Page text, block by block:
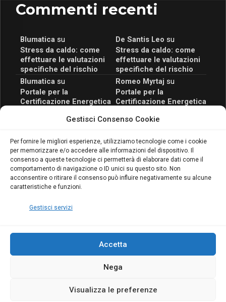
Gestisci Consenso Cookie
Per fornire le migliori esperienze, utilizziamo tecnologie come i cookie
per memorizzare e/o accedere alle informazioni del dispositivo. Il
consenso a queste tecnologie ci permetterà di elaborare dati come il
comportamento di navigazione o ID unici su questo sito. Non
acconsentire o ritirare il consenso può influire negativamente su alcune
caratteristiche e funzioni.
Gestisci servizi
Accetta
Nega
Visualizza le preferenze
Commenti recenti
Blumaticasu
Stress da caldo: come
effettuare le valutazioni
specifiche del rischio
De Santis Leo su
Stress da caldo: come
effettuare le valutazioni
specifiche del rischio
Blumaticasu
Portale per la
Certificazione Energetica
scopri il Corso Blumatica
Romeo Myrtaj su
Portale per la
Certificazione Energetica
scopri il Corso Blumatica
Blumaticasu
Coordinatore della
Sicurezza: cosa è
richiesto per abilitazione
e aggiornamento
Copyright Blumatica